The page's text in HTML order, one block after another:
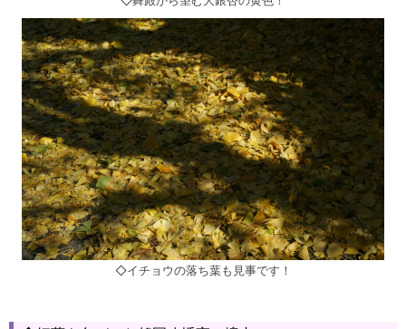
◇イチョウの落ち葉も見事です！